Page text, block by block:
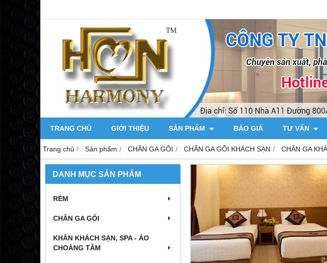
TRANG CHỦ GIỚI THIỆU SẢN PHẨM BÁO GIÁ TƯ VẤN
Trang chủ Sản phẩm CHĂN GA GỐI CHĂN GA GỐI KHÁCH SẠN CHĂN GA
DANH MỤC SẢN PHẨM
RÈM
CHĂN GA GỐI
KHĂN KHÁCH SẠN, SPA - ÁO
CHOÀNG TẮM